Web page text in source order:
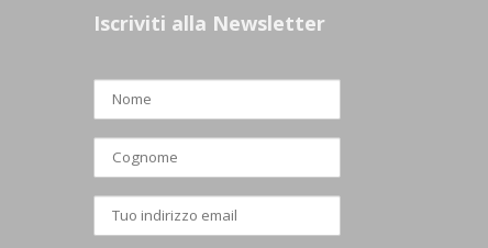
Iscriviti alla Newsletter